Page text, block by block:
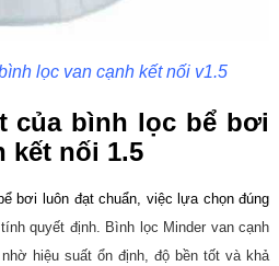
lọc van cạnh kết nối v1.5
của bình lọc bể bơi
kết nối 1.5
bơi luôn đạt chuẩn, việc lựa chọn đúng
quyết định. Bình lọc Minder van cạnh
hiệu suất ổn định, độ bền tốt và khả